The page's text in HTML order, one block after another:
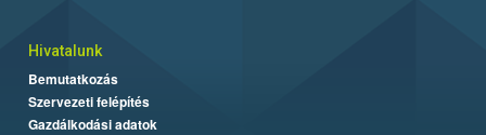
Hivatalunk
Bemutatkozás
Szervezeti felépítés
Gazdálkodási adatok